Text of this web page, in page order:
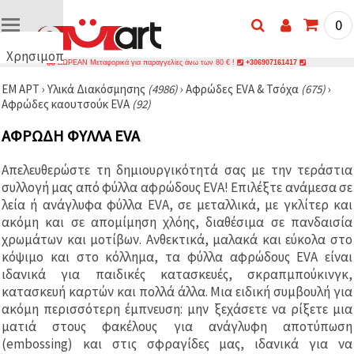
Χρησιμοποιούμε
🍪
Χρησιμοποιούμε
παρόμοιες
τεχνολογίες
διασφαλίσουμε
τη σωστή
λειτουργία
του
ιστότοπου,
βελτιώσουμε
την
εμπειρία
τη
συγκατάθεσή
σας, να
αναλύουμε
την
0
ΔΩΡΕΑΝ Μεταφορικά για παραγγελίες άνω των 80 € ! +306907161417
ΕΜ ΑΡΤ › Υλικά Διακόσμησης (4986)› Αφρώδες EVA & Τσόχα (675)›
Αφρώδες καουτσούκ EVA (92)
ΑΦΡΏΔΗ ΦΎΛΛΑ EVA
Απελευθερώστε τη δημιουργικότητά σας με την τεράστια
συλλογή μας από φύλλα αφρώδους EVA! Επιλέξτε ανάμεσα σε
λεία ή ανάγλυφα φύλλα EVA, σε μεταλλικά, με γκλίτερ και
ακόμη και σε απομίμηση χλόης, διαθέσιμα σε πανδαισία
χρωμάτων και μοτίβων. Ανθεκτικά, μαλακά και εύκολα στο
κόψιμο και στο κόλλημα, τα φύλλα αφρώδους EVA είναι
ιδανικά για παιδικές κατασκευές, σκραπμπούκινγκ,
κατασκευή καρτών και πολλά άλλα. Μια ειδική συμβουλή για
ακόμη περισσότερη έμπνευση: μην ξεχάσετε να ρίξετε μια
ματιά στους φακέλους για ανάγλυφη αποτύπωση
(embossing) και στις σφραγίδες μας, ιδανικά για να